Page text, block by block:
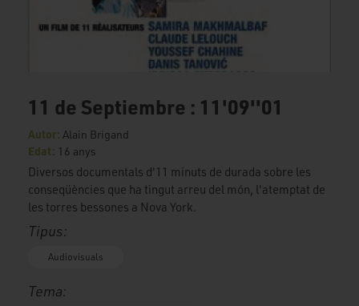
11 de Septiembre : 11'09''01
Autor: Alain Brigand
Edat: 16 anys
Diversos documentals d'11 minuts de durada sobre les
conseqüències que ha tingut arreu del món, l'atemptat de
les torres bessones a Nova York.
Tipus:
Audiovisuals
Tema: